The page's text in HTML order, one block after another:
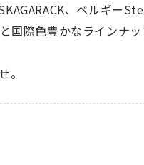
、ベルギー
際色豊かなラインナッ
。